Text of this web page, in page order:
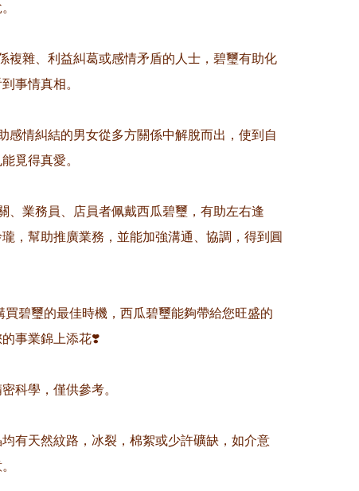
複雜、利益糾葛或感情矛盾的人士，碧璽有助化
事情真相。
感情糾結的男女從多方關係中解脫而出，使到自
覓得真愛。
、業務員、店員者佩戴西瓜碧璽，有助左右逢
，幫助推廣業務，並能加強溝通、協調，得到圓
買碧璽的最佳時機，西瓜碧璽能夠帶給您旺盛的
事業錦上添花❣️
科學，僅供參考。
均有天然紋路，冰裂，棉絮或少許礦缺，如介意